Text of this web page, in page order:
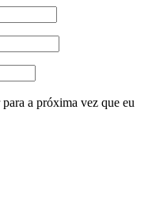
a próxima vez que eu